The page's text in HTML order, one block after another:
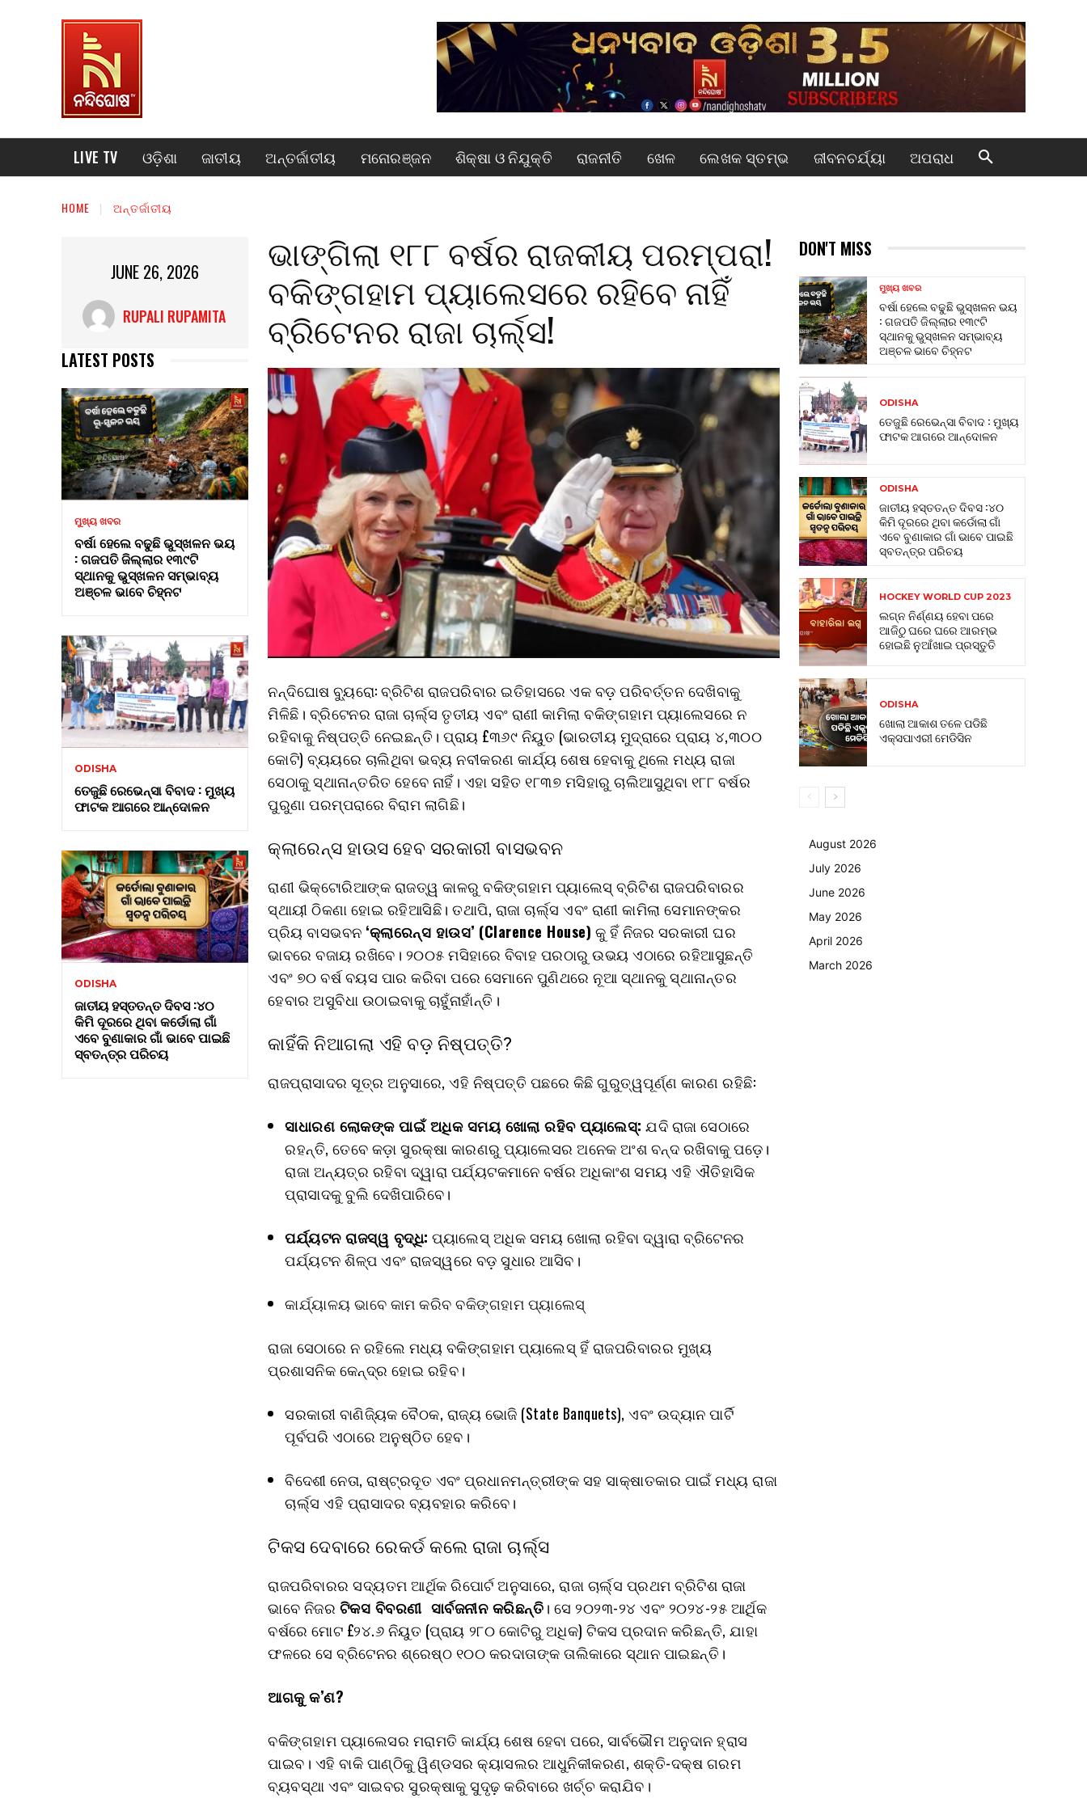
LIVE TV ଓଡ଼ିଶା ଜାତୀୟ ଅନ୍ତର୍ଜାତୀୟ ମନୋରଞ୍ଜନ ଶିକ୍ଷା ଓ ନିଯୁକ୍ତି ରାଜନୀତି ଖେଳ ଲେଖକ ସ୍ତମ୍ଭ ଜୀବନଚର୍ଯ୍ୟା ଅପରାଧ
HOME ଅନ୍ତର୍ଜାତୀୟ
JUNE 26, 2026
RUPALI RUPAMITA
LATEST POSTS
ମୁଖ୍ୟ ଖବର
ବର୍ଷା ହେଲେ ବଢୁଛି ଭୁସ୍ଖଳନ ଭୟ
: ଗଜପତି ଜିଲ୍ଲାର ୧୩୯ଟି
ସ୍ଥାନକୁ ଭୁସ୍ଖଳନ ସମ୍ଭାବ୍ୟ
ଅଞ୍ଚଳ ଭାବେ ଚିହ୍ନଟ
ODISHA
ତେଜୁଛି ରେଭେନ୍ସା ବିବାଦ : ମୁଖ୍ୟ
ଫାଟକ ଆଗରେ ଆନ୍ଦୋଳନ
ODISHA
ଜାତୀୟ ହସ୍ତତନ୍ତ ଦିବସ :୪୦
କିମି ଦୂରରେ ଥିବା କର୍ଡୋଲା ଗାଁ
ଏବେ ବୁଣାକାର ଗାଁ ଭାବେ ପାଇଛି
ସ୍ବତନ୍ତ୍ର ପରିଚୟ
ଭାଙ୍ଗିଲା ୧୮୮ ବର୍ଷର ରାଜକୀୟ ପରମ୍ପରା!
ବକିଙ୍ଗହାମ ପ୍ୟାଲେସରେ ରହିବେ ନାହିଁ
ବ୍ରିଟେନର ରାଜା ଚାର୍ଲ୍ସ!
ନନ୍ଦିଘୋଷ ବ୍ୟୁରୋ: ବ୍ରିଟିଶ ରାଜପରିବାର ଇତିହାସରେ ଏକ ବଡ଼ ପରିବର୍ତ୍ତନ ଦେଖିବାକୁ
ମିଳିଛି। ବ୍ରିଟେନର ରାଜା ଚାର୍ଲ୍ସ ତୃତୀୟ ଏବଂ ରାଣୀ କାମିଲା ବକିଙ୍ଗହାମ ପ୍ୟାଲେସରେ ନ
ରହିବାକୁ ନିଷ୍ପତ୍ତି ନେଇଛନ୍ତି। ପ୍ରାୟ £୩୬୯ ନିୟୁତ (ଭାରତୀୟ ମୁଦ୍ରାରେ ପ୍ରାୟ ₹୪,୩୦୦
କୋଟି) ବ୍ୟୟରେ ଚାଲିଥିବା ଭବ୍ୟ ନବୀକରଣ କାର୍ଯ୍ୟ ଶେଷ ହେବାକୁ ଥିଲେ ମଧ୍ୟ ରାଜା
ସେଠାକୁ ସ୍ଥାନାନ୍ତରିତ ହେବେ ନାହିଁ। ଏହା ସହିତ ୧୮୩୭ ମସିହାରୁ ଚାଲିଆସୁଥିବା ୧୮୮ ବର୍ଷର
ପୁରୁଣା ପରମ୍ପରାରେ ବିରାମ ଲାଗିଛି।
କ୍ଲାରେନ୍ସ ହାଉସ ହେବ ସରକାରୀ ବାସଭବନ
ରାଣୀ ଭିକ୍ଟୋରିଆଙ୍କ ରାଜତ୍ୱ କାଳରୁ ବକିଙ୍ଗହାମ ପ୍ୟାଲେସ୍ ବ୍ରିଟିଶ ରାଜପରିବାରର
ସ୍ଥାୟୀ ଠିକଣା ହୋଇ ରହିଆସିଛି। ତଥାପି, ରାଜା ଚାର୍ଲ୍ସ ଏବଂ ରାଣୀ କାମିଲା ସେମାନଙ୍କର
ପ୍ରିୟ ବାସଭବନ ‘କ୍ଲାରେନ୍ସ ହାଉସ’ (Clarence House) କୁ ହିଁ ନିଜର ସରକାରୀ ଘର
ଭାବରେ ବଜାୟ ରଖିବେ। ୨୦୦୫ ମସିହାରେ ବିବାହ ପରଠାରୁ ଉଭୟ ଏଠାରେ ରହିଆସୁଛନ୍ତି
ଏବଂ ୭୦ ବର୍ଷ ବୟସ ପାର କରିବା ପରେ ସେମାନେ ପୁଣିଥରେ ନୂଆ ସ୍ଥାନକୁ ସ୍ଥାନାନ୍ତର
ହେବାର ଅସୁବିଧା ଉଠାଇବାକୁ ଚାହୁଁନାହାଁନ୍ତି।
କାହିଁକି ନିଆଗଲା ଏହି ବଡ଼ ନିଷ୍ପତ୍ତି?
ରାଜପ୍ରାସାଦର ସୂତ୍ର ଅନୁସାରେ, ଏହି ନିଷ୍ପତ୍ତି ପଛରେ କିଛି ଗୁରୁତ୍ୱପୂର୍ଣ୍ଣ କାରଣ ରହିଛି:
ସାଧାରଣ ଲୋକଙ୍କ ପାଇଁ ଅଧିକ ସମୟ ଖୋଲା ରହିବ ପ୍ୟାଲେସ୍: ଯଦି ରାଜା ସେଠାରେ
ରହନ୍ତି, ତେବେ କଡ଼ା ସୁରକ୍ଷା କାରଣରୁ ପ୍ୟାଲେସର ଅନେକ ଅଂଶ ବନ୍ଦ ରଖିବାକୁ ପଡ଼େ।
ରାଜା ଅନ୍ୟତ୍ର ରହିବା ଦ୍ୱାରା ପର୍ଯ୍ୟଟକମାନେ ବର୍ଷର ଅଧିକାଂଶ ସମୟ ଏହି ଐତିହାସିକ
ପ୍ରାସାଦକୁ ବୁଲି ଦେଖିପାରିବେ।
ପର୍ଯ୍ୟଟନ ରାଜସ୍ୱ ବୃଦ୍ଧି: ପ୍ୟାଲେସ୍ ଅଧିକ ସମୟ ଖୋଲା ରହିବା ଦ୍ୱାରା ବ୍ରିଟେନର
ପର୍ଯ୍ୟଟନ ଶିଳ୍ପ ଏବଂ ରାଜସ୍ୱରେ ବଡ଼ ସୁଧାର ଆସିବ।
କାର୍ଯ୍ୟାଳୟ ଭାବେ କାମ କରିବ ବକିଙ୍ଗହାମ ପ୍ୟାଲେସ୍
ରାଜା ସେଠାରେ ନ ରହିଲେ ମଧ୍ୟ ବକିଙ୍ଗହାମ ପ୍ୟାଲେସ୍ ହିଁ ରାଜପରିବାରର ମୁଖ୍ୟ
ପ୍ରଶାସନିକ କେନ୍ଦ୍ର ହୋଇ ରହିବ।
ସରକାରୀ ବାଣିଜ୍ୟିକ ବୈଠକ, ରାଜ୍ୟ ଭୋଜି (State Banquets), ଏବଂ ଉଦ୍ୟାନ ପାର୍ଟି
ପୂର୍ବପରି ଏଠାରେ ଅନୁଷ୍ଠିତ ହେବ।
ବିଦେଶୀ ନେତା, ରାଷ୍ଟ୍ରଦୂତ ଏବଂ ପ୍ରଧାନମନ୍ତ୍ରୀଙ୍କ ସହ ସାକ୍ଷାତକାର ପାଇଁ ମଧ୍ୟ ରାଜା
ଚାର୍ଲ୍ସ ଏହି ପ୍ରାସାଦର ବ୍ୟବହାର କରିବେ।
ଟିକସ ଦେବାରେ ରେକର୍ଡ କଲେ ରାଜା ଚାର୍ଲ୍ସ
ରାଜପରିବାରର ସଦ୍ୟତମ ଆର୍ଥିକ ରିପୋର୍ଟ ଅନୁସାରେ, ରାଜା ଚାର୍ଲ୍ସ ପ୍ରଥମ ବ୍ରିଟିଶ ରାଜା
ଭାବେ ନିଜର ଟିକସ ବିବରଣୀ ସାର୍ବଜନୀନ କରିଛନ୍ତି। ସେ ୨୦୨୩-୨୪ ଏବଂ ୨୦୨୪-୨୫ ଆର୍ଥିକ
ବର୍ଷରେ ମୋଟ £୨୪.୬ ନିୟୁତ (ପ୍ରାୟ ₹୨୮୦ କୋଟିରୁ ଅଧିକ) ଟିକସ ପ୍ରଦାନ କରିଛନ୍ତି, ଯାହା
ଫଳରେ ସେ ବ୍ରିଟେନର ଶ୍ରେଷ୍ଠ ୧୦୦ କରଦାତାଙ୍କ ତାଲିକାରେ ସ୍ଥାନ ପାଇଛନ୍ତି।
ଆଗକୁ କ’ଣ?
ବକିଙ୍ଗହାମ ପ୍ୟାଲେସର ମରାମତି କାର୍ଯ୍ୟ ଶେଷ ହେବା ପରେ, ସାର୍ବଭୌମ ଅନୁଦାନ ହ୍ରାସ
ପାଇବ। ଏହି ବାକି ପାଣ୍ଠିକୁ ୱିଣ୍ଡସର କ୍ୟାସଲର ଆଧୁନିକୀକରଣ, ଶକ୍ତି-ଦକ୍ଷ ଗରମ
ବ୍ୟବସ୍ଥା ଏବଂ ସାଇବର ସୁରକ୍ଷାକୁ ସୁଦୃଢ଼ କରିବାରେ ଖର୍ଚ୍ଚ କରାଯିବ।
DON'T MISS
ମୁଖ୍ୟ ଖବର
ବର୍ଷା ହେଲେ ବଢୁଛି ଭୁସ୍ଖଳନ ଭୟ
: ଗଜପତି ଜିଲ୍ଲାର ୧୩୯ଟି
ସ୍ଥାନକୁ ଭୁସ୍ଖଳନ ସମ୍ଭାବ୍ୟ
ଅଞ୍ଚଳ ଭାବେ ଚିହ୍ନଟ
ODISHA
ତେଜୁଛି ରେଭେନ୍ସା ବିବାଦ : ମୁଖ୍ୟ
ଫାଟକ ଆଗରେ ଆନ୍ଦୋଳନ
ODISHA
ଜାତୀୟ ହସ୍ତତନ୍ତ ଦିବସ :୪୦
କିମି ଦୂରରେ ଥିବା କର୍ଡୋଲା ଗାଁ
ଏବେ ବୁଣାକାର ଗାଁ ଭାବେ ପାଇଛି
ସ୍ବତନ୍ତ୍ର ପରିଚୟ
HOCKEY WORLD CUP 2023
ଲଗ୍ନ ନିର୍ଣ୍ଣୟ ହେବା ପରେ
ଆଜିଠୁ ଘରେ ଘରେ ଆରମ୍ଭ
ହୋଇଛି ନୁଆଁଖାଇ ପ୍ରସ୍ତୁତି
ODISHA
ଖୋଲା ଆକାଶ ତଳେ ପଡିଛି
ଏକ୍ସପାଏରୀ ମେଡିସିନ
August 2026
July 2026
June 2026
May 2026
April 2026
March 2026